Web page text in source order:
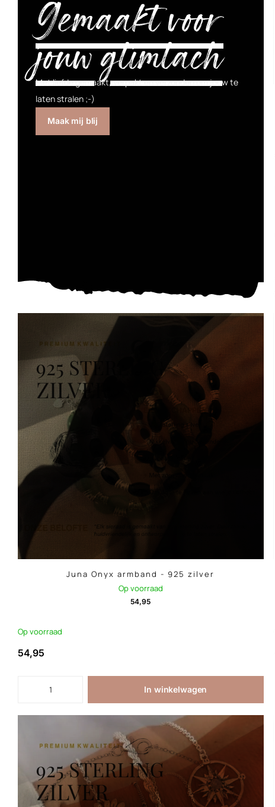
Gemaakt voor
jouw glimlach
Met liefde gemaakt, verpakt en verzonden om jouw te
laten stralen ;-)
Maak mij blij
Juna Onyx armband - 925 zilver
Op voorraad
54,95
Op voorraad
54,95
In winkelwagen